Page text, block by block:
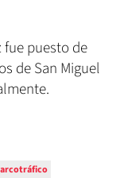
fue puesto de
de San Miguel